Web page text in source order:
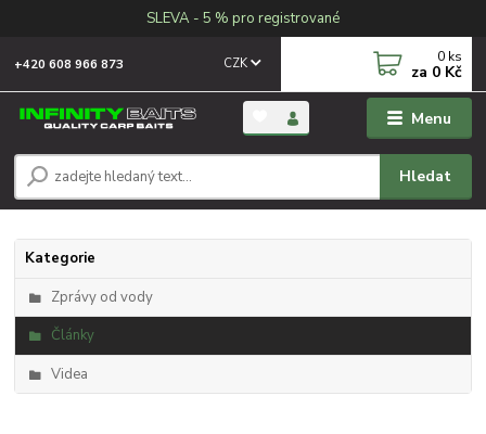
SLEVA - 5 % pro registrované
Menu
CZK
Hledat
+420 608 966 873 0 ks
za 0 Kč
Kategorie
Zprávy od vody
Články
Videa